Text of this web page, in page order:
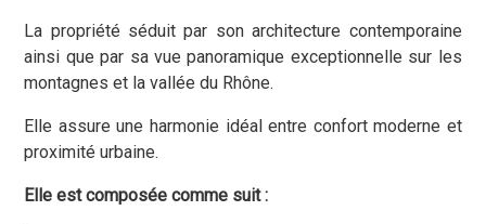
La propriété séduit par son architecture contemporaine
ainsi que par sa vue panoramique exceptionnelle sur les
montagnes et la vallée du Rhône.
Elle assure une harmonie idéal entre confort moderne et
proximité urbaine.
Elle est composée comme suit :